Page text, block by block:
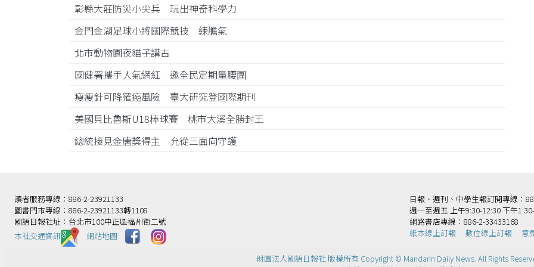
彰縣大莊防災小尖兵 玩出神奇科學力
金門金湖足球小將國際競技 練膽氣
北市動物園夜貓子講古
國健署攜手人氣網紅 邀全民定期量腰圍
瘦瘦針可降罹癌風險 臺大研究登國際期刊
美國貝比魯斯U18棒球賽 桃市大溪全勝封王
總統接見金唐獎得主 允從三面向守護
讀者服務專線：886-2-23921133
圖書門市專線：886-2-23921133轉1108
國語日報社址：台北市100中正區福州街二號
本社交通資訊️
網站地圖
日報、週刊、中學生報訂閱專線：
週一至週五 上午9:30-12:30 下午
網路書店專線：886-2-33433168
紙本線上訂報
數位線上訂報 意
財團法人國語日報社 版權所有 Copyright © Mandarin Daily News. All Rights